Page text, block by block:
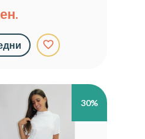
favorite_border
30%